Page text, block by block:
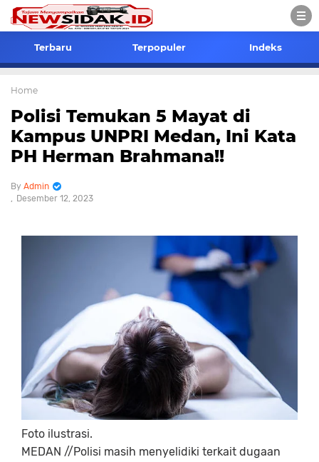
Terbaru Terpopuler Indeks
Home
Polisi Temukan 5 Mayat di
Kampus UNPRI Medan, Ini Kata
PH Herman Brahmana!!
Admin
Desember 12, 2023
Foto ilustrasi.
MEDAN //Polisi masih menyelidiki terkait dugaan